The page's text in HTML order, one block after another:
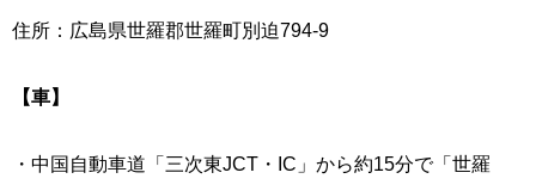
住所：広島県世羅郡世羅町別迫794-9
【車】
・中国自動車道「三次東JCT・IC」から約15分で「世羅